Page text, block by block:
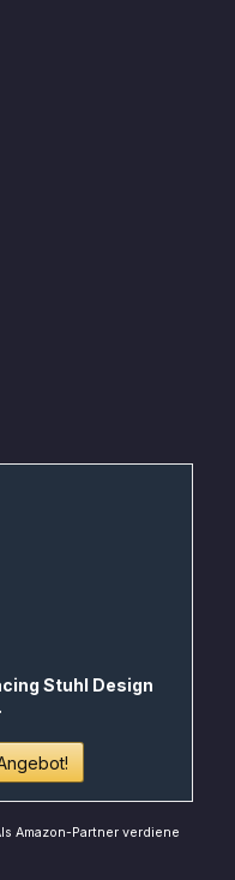
Stuhl Design
Amazon-Partner verdiene